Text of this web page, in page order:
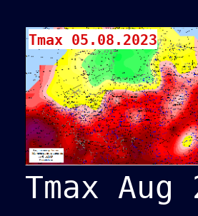
Tmax 05.08.2023
Tmax Aug